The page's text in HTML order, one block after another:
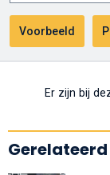
Er zijn bij